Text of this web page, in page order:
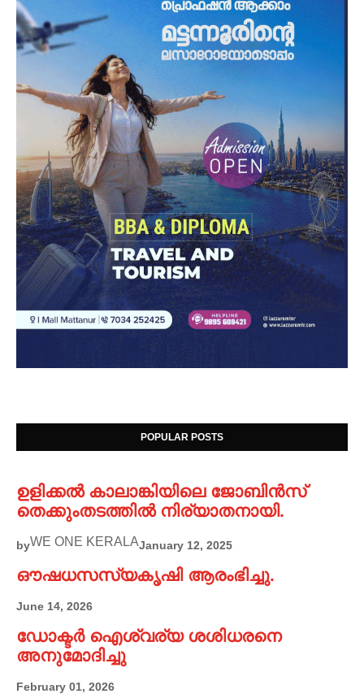
POPULAR POSTS
ഉളിക്കൽ കാലാങ്കിയിലെ ജോബിൻസ്
തെക്കുംതടത്തിൽ നിര്യാതനായി.
byWE ONE KERALAJanuary 12, 2025
ഔഷധസസ്യകൃഷി ആരംഭിച്ചു.
June 14, 2026
ഡോക്ടർ ഐശ്വര്യ ശശിധരനെ
അനുമോദിച്ചു
February 01, 2026